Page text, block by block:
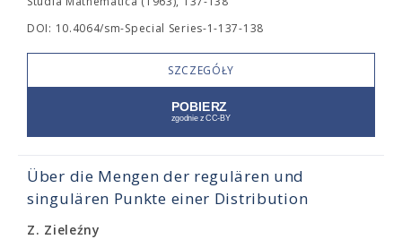
DOI: 10.4064/sm-Special Series-1-137-138
SZCZEGÓŁY
Über die Mengen der regulären und
singulären Punkte einer Distribution
Z. Zieleźny